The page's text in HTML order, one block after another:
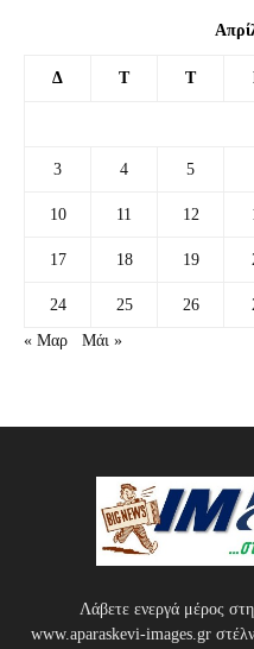
Δ Τ Τ
3 4 5
10 11 12
17 18 19
24 25 26
« Μαρ
Μάι »
Λάβετε ενεργά μέρος
www.aparaskevi-images.gr